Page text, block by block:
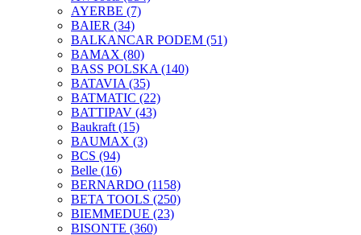
AYERBE (7)
BAIER (34)
BALKANCAR PODEM (51)
BAMAX (80)
BASS POLSKA (140)
BATAVIA (35)
BATMATIC (22)
BATTIPAV (43)
Baukraft (15)
BAUMAX (3)
BCS (94)
Belle (16)
BERNARDO (1158)
BETA TOOLS (250)
BIEMMEDUE (23)
BISONTE (360)